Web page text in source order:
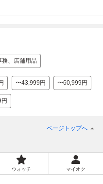
務、店舗用品
〜43,999円 〜60,999円
ページトップへ
ウォッチ マイオク